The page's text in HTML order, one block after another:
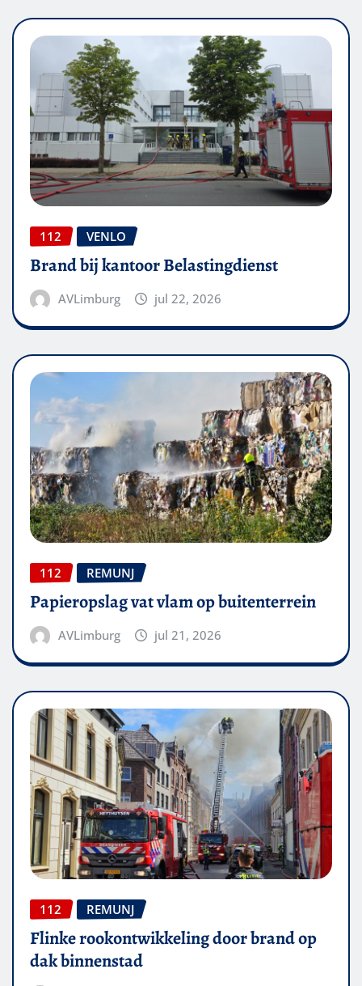
112 VENLO
Brand bij kantoor Belastingdienst
AVLimburg jul 22, 2026
112 REMUNJ
Papieropslag vat vlam op buitenterrein
AVLimburg jul 21, 2026
112 REMUNJ
Flinke rookontwikkeling door brand op
dak binnenstad